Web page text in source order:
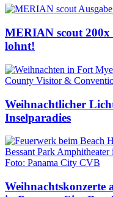
MERIAN scout 200x
lohnt!
Weihnachtlicher
Inselparadies
Weihnachtskonzerte